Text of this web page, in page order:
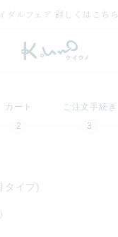
ダルフェア 詳しくはこちら
カート ご注文手続き
タイプ)